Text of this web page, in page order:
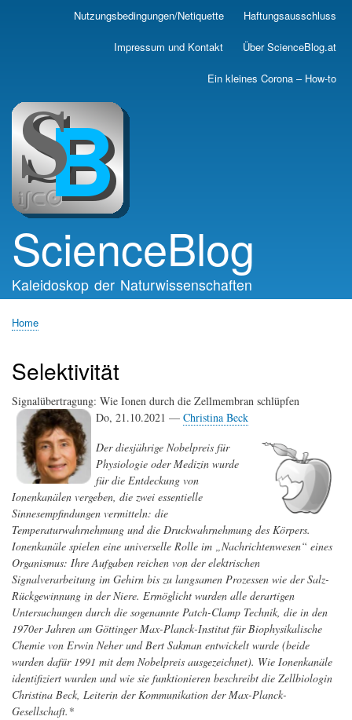
Skip
main
Nutzungsbedingungen/Netiquette Haftungsausschluss
Impressum und Kontakt Über ScienceBlog.at
Ein kleines Corona – How-to
ScienceBlog
Kaleidoskop der Naturwissenschaften
Home
Selektivität
Signalübertragung: Wie Ionen durch die Zellmembran schlüpfen
Do, 21.10.2021 — Christina Beck
Der diesjährige Nobelpreis für
Physiologie oder Medizin wurde
für die Entdeckung von
Ionenkanälen vergeben, die zwei essentielle
Sinnesempfindungen vermitteln: die
Temperaturwahrnehmung und die Druckwahrnehmung des Körpers.
Ionenkanäle spielen eine universelle Rolle im „Nachrichtenwesen“ eines
Organismus: Ihre Aufgaben reichen von der elektrischen
Signalverarbeitung im Gehirn bis zu langsamen Prozessen wie der Salz-
Rückgewinnung in der Niere. Ermöglicht wurden alle derartigen
Untersuchungen durch die sogenannte Patch-Clamp Technik, die in den
1970er Jahren am Göttinger Max-Planck-Institut für Biophysikalische
Chemie von Erwin Neher und Bert Sakman entwickelt wurde (beide
wurden dafür 1991 mit dem Nobelpreis ausgezeichnet). Wie Ionenkanäle
identifiziert wurden und wie sie funktionieren beschreibt die Zellbiologin
Christina Beck, Leiterin der Kommunikation der Max-Planck-
Gesellschaft.*